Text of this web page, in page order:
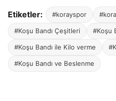
Etiketler: #korayspor
#Koşu Bandı Çeşitleri #Koşu
#Koşu Bandı ile Kilo verme
#Koşu Bandı ve Beslenme